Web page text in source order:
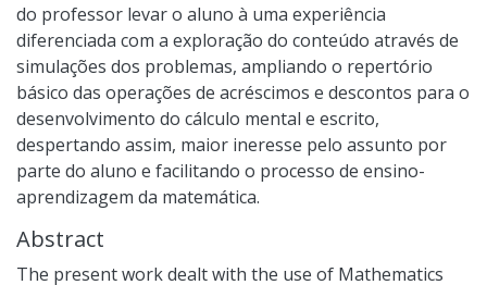
do professor levar o aluno à uma experiência
diferenciada com a exploração do conteúdo através de
simulações dos problemas, ampliando o repertório
básico das operações de acréscimos e descontos para o
desenvolvimento do cálculo mental e escrito,
despertando assim, maior ineresse pelo assunto por
parte do aluno e facilitando o processo de ensino-
aprendizagem da matemática.
Abstract
The present work dealt with the use of Mathematics